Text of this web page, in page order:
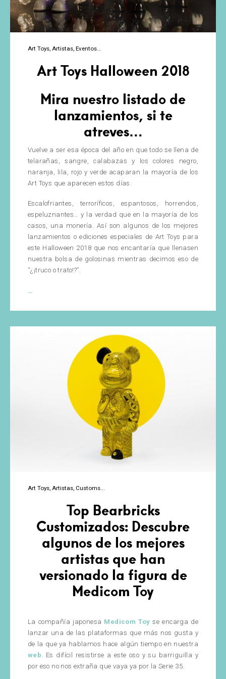
Art Toys Artistas Eventos
Art Toys Halloween 2018
Mira nuestro listado de
lanzamientos, si te
atreves…
Vuelve a ser esa época del año en que todo se llena de
telarañas, sangre, calabazas y los colores negro,
naranja, lila, rojo y verde acaparan la mayoría de los
Art Toys que aparecen estos días.
Escalofriantes, terroríficos, espantosos, horrendos,
espeluznantes… y la verdad que en la mayoría de los
casos, una monería. Así son algunos de los mejores
lanzamientos o ediciones especiales de Art Toys para
este Halloween 2018 que nos encantaría que llenasen
nuestra bolsa de golosinas mientras decimos eso de
“¿¡truco o trato!?”.
…
Halloween
2018
Art Toys Artistas Customs
Top Bearbricks
Customizados: Descubre
algunos de los mejores
artistas que han
versionado la figura de
Medicom Toy
La compañía japonesa Medicom Toy se encarga de
lanzar una de las plataformas que más nos gusta y
de la que ya hablamos hace algún tiempo en nuestra
web . Es difícil resistirse a este oso y su barriguilla y
por eso no nos extraña que vaya ya por la Serie 35.